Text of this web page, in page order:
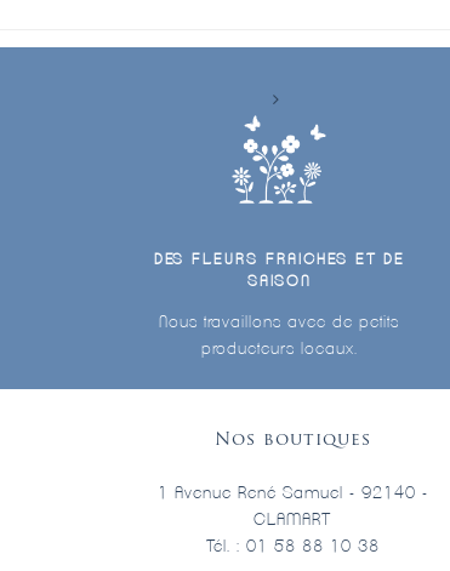
DES FLEURS FRAICHES ET DE
SAISON
Nous travaillons avec de petits
producteurs locaux.
Nos boutiques
1 Avenue René Samuel - 92140 -
CLAMART
Tél. : 01 58 88 10 38